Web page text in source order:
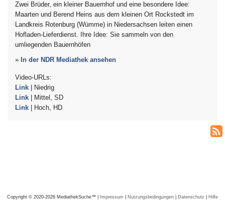
Zwei Brüder, ein kleiner Bauernhof und eine besondere Idee:
Maarten und Berend Heins aus dem kleinen Ort Rockstedt im
Landkreis Rotenburg (Wümme) in Niedersachsen leiten einen
Hofladen-Lieferdienst. Ihre Idee: Sie sammeln von den
umliegenden Bauernhöfen
» In der NDR Mediathek ansehen
Video-URLs:
Link | Niedrig
Link | Mittel, SD
Link | Hoch, HD
Copyright © 2020-2026 MediathekSuche™ | Impressum | Nutzungsbedingungen | Datenschutz | Hilfe